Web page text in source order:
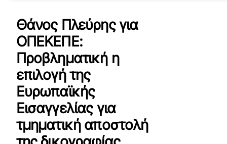
Θάνος Πλεύρης για
ΟΠΕΚΕΠΕ:
Προβληματική η
επιλογή της
Ευρωπαϊκής
Εισαγγελίας για
τμηματική αποστολή